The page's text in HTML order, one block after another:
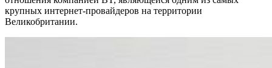
крупных интернет-провайдеров на территории
Великобритании.